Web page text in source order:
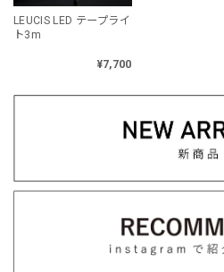
LEUCIS LED テープライ
ト3m
¥7,700